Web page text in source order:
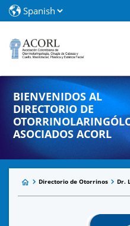
BIENVENIDOS AL
DIRECTORIO DE
ASOCIADOS ACORL
Directorio de Otorrinos Dr.